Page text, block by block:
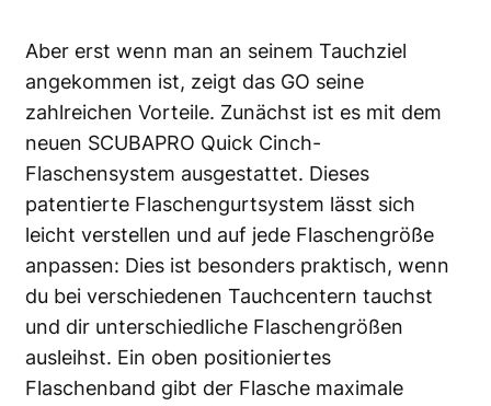
Aber erst wenn man an seinem Tauchziel
angekommen ist, zeigt das GO seine
zahlreichen Vorteile. Zunächst ist es mit dem
neuen SCUBAPRO Quick Cinch-
Flaschensystem ausgestattet. Dieses
patentierte Flaschengurtsystem lässt sich
leicht verstellen und auf jede Flaschengröße
anpassen: Dies ist besonders praktisch, wenn
du bei verschiedenen Tauchcentern tauchst
und dir unterschiedliche Flaschengrößen
ausleihst. Ein oben positioniertes
Flaschenband gibt der Flasche maximale